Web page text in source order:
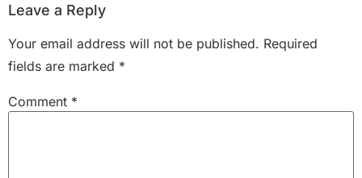
Leave a Reply
Your email address will not be published. Required
fields are marked *
Comment *